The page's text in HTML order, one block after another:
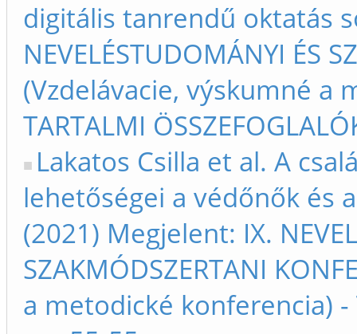
digitális tanrendű oktatás
NEVELÉSTUDOMÁNYI ÉS
(Vzdelávacie, výskumné a
TARTALMI
Lakatos Csilla et al. A
lehetőségei a védőnők és
(2021) Megjelent: IX.
SZAKMÓDSZERTANI
a metodické konferencia) -